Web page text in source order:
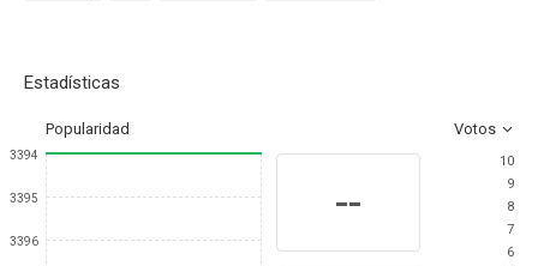
Estadísticas
Popularidad Votos
3394
3395
3396
--
10
9
8
7
6